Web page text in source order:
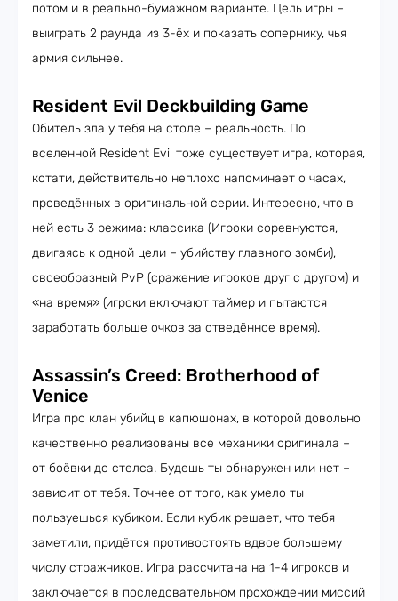
потом и в реально-бумажном варианте. Цель игры –
выиграть 2 раунда из 3-ёх и показать сопернику, чья
армия сильнее.
Resident Evil Deckbuilding Game
Обитель зла у тебя на столе – реальность. По
вселенной Resident Evil тоже существует игра, которая,
кстати, действительно неплохо напоминает о часах,
проведённых в оригинальной серии. Интересно, что в
ней есть 3 режима: классика (Игроки соревнуются,
двигаясь к одной цели – убийству главного зомби),
своеобразный PvP (сражение игроков друг с другом) и
«на время» (игроки включают таймер и пытаются
заработать больше очков за отведённое время).
Assassin’s Creed: Brotherhood of
Venice
Игра про клан убийц в капюшонах, в которой довольно
качественно реализованы все механики оригинала –
от боёвки до стелса. Будешь ты обнаружен или нет –
зависит от тебя. Точнее от того, как умело ты
пользуешься кубиком. Если кубик решает, что тебя
заметили, придётся противостоять вдвое большему
числу стражников. Игра рассчитана на 1-4 игроков и
заключается в последовательном прохождении миссий